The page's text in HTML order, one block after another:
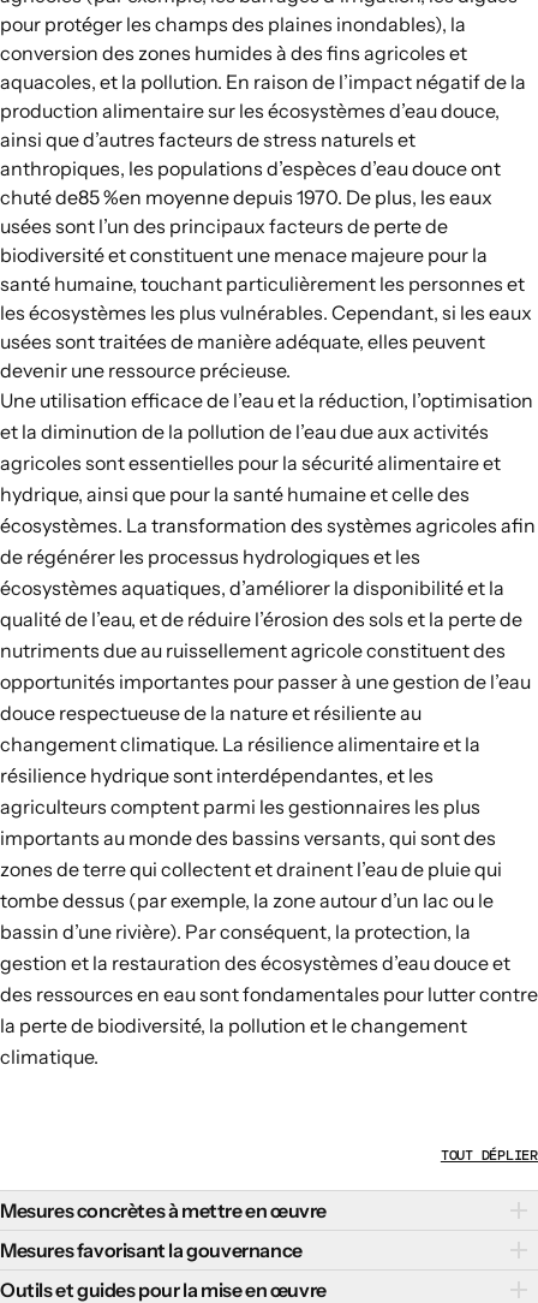
pour protéger les champs des plaines inondables), la
conversion des zones humides à des fins agricoles et
aquacoles, et la pollution. En raison de l’impact négatif de la
production alimentaire sur les écosystèmes d’eau douce,
ainsi que d’autres facteurs de stress naturels et
anthropiques, les populations d’espèces d’eau douce ont
chuté de85 %en moyenne depuis 1970. De plus, les eaux
usées sont l’un des principaux facteurs de perte de
biodiversité et constituent une menace majeure pour la
santé humaine, touchant particulièrement les personnes et
les écosystèmes les plus vulnérables. Cependant, si les eaux
usées sont traitées de manière adéquate, elles peuvent
devenir une ressource précieuse.
Une utilisation efficace de l’eau et la réduction, l’optimisation
et la diminution de la pollution de l’eau due aux activités
agricoles sont essentielles pour la sécurité alimentaire et
hydrique, ainsi que pour la santé humaine et celle des
écosystèmes. La transformation des systèmes agricoles afin
de régénérer les processus hydrologiques et les
écosystèmes aquatiques, d’améliorer la disponibilité et la
qualité de l’eau, et de réduire l’érosion des sols et la perte de
nutriments due au ruissellement agricole constituent des
opportunités importantes pour passer à une gestion de l’eau
douce respectueuse de la nature et résiliente au
changement climatique. La résilience alimentaire et la
résilience hydrique sont interdépendantes, et les
agriculteurs comptent parmi les gestionnaires les plus
importants au monde des bassins versants, qui sont des
zones de terre qui collectent et drainent l’eau de pluie qui
tombe dessus (par exemple, la zone autour d’un lac ou le
bassin d’une rivière). Par conséquent, la protection, la
gestion et la restauration des écosystèmes d’eau douce et
des ressources en eau sont fondamentales pour lutter contre
la perte de biodiversité, la pollution et le changement
climatique.
TOUT DÉPLIER
Mesures concrètes à mettre en œuvre
Il existe plusieurs mesures concrètes qui peuvent favoriser
une gestion de l’eau douce respectueuse de la nature et
Mesures favorisant la gouvernance
Des politiques de gouvernance efficaces qui renforcent les
Outils et guides pour la mise en œuvre